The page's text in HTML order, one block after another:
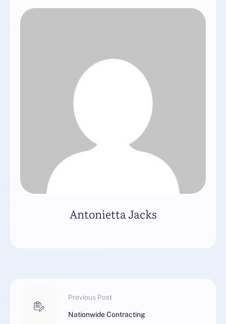
Antonietta Jacks
Previous Post
Nationwide Contracting